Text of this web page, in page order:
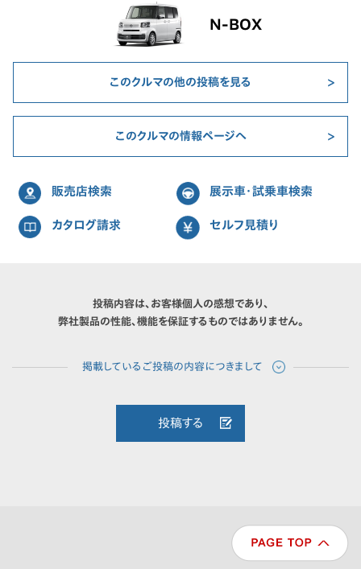
N-BOX
このクルマの他の投稿を見る
このクルマの情報ページへ
販売店検索 展示車・試乗車検索
カタログ請求 セルフ見積り
投稿内容は、お客様個人の感想であり、
弊社製品の性能、機能を保証するものではありません。
投稿する